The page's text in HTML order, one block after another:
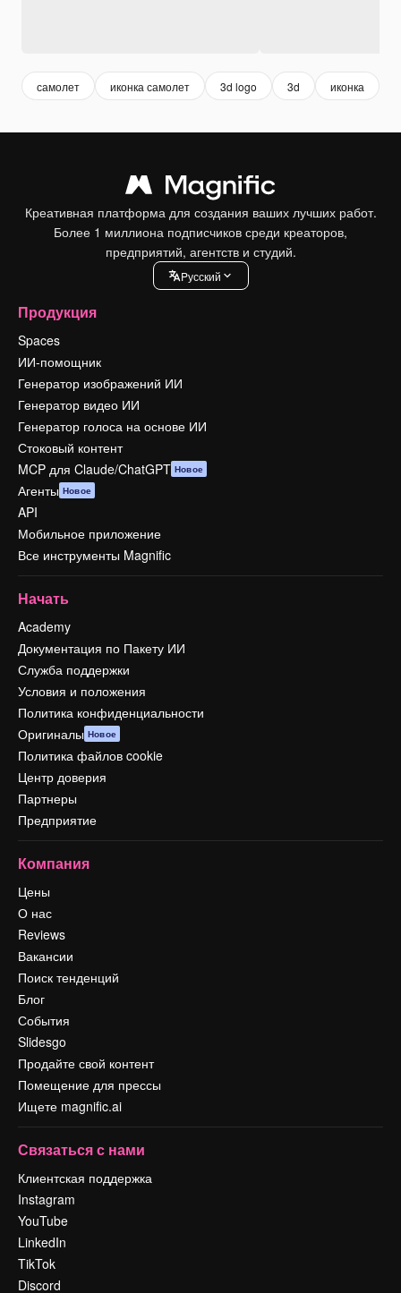
самолет иконка самолет 3d logo 3d иконка
Креативная платформа для создания ваших лучших работ.
Более 1 миллиона подписчиков среди креаторов,
предприятий, агентств и студий.
Pусский
Продукция
Spaces
ИИ-помощник
Генератор изображений ИИ
Генератор видео ИИ
Генератор голоса на основе ИИ
Стоковый контент
MCP для Claude/ChatGPT Новое
Агенты Новое
API
Мобильное приложение
Все инструменты Magnific
Начать
Academy
Документация по Пакету ИИ
Служба поддержки
Условия и положения
Политика конфиденциальности
Оригиналы Новое
Политика файлов cookie
Центр доверия
Партнеры
Предприятие
Компания
Цены
О нас
Reviews
Вакансии
Поиск тенденций
Блог
События
Slidesgo
Продайте свой контент
Помещение для прессы
Ищете magnific.ai
Связаться с нами
Клиентская поддержка
Instagram
YouTube
LinkedIn
TikTok
Discord